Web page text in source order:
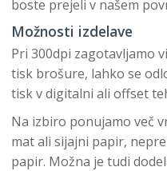
boste prejeli v našem
Možnosti izdelave
Pri 300dpi zagotavljamo
tisk brošure, lahko se
tisk v digitalni ali offset
Na izbiro ponujamo več
mat ali sijajni papir,
papir. Možna je tudi